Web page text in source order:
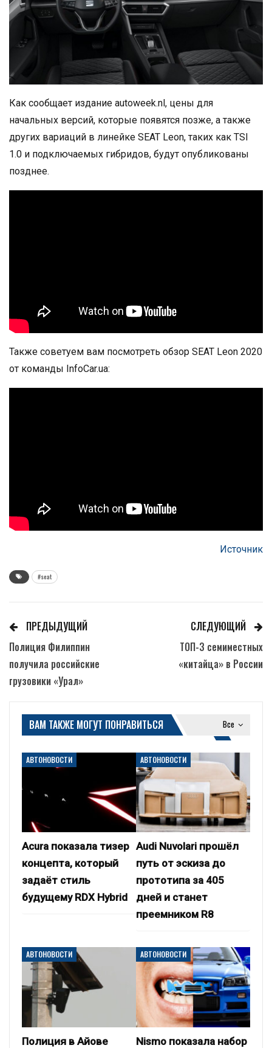
Как сообщает издание autoweek.nl, цены для
начальных версий, которые появятся позже, а также
других вариаций в линейке SEAT Leon, таких как TSI
1.0 и подключаемых гибридов, будут опубликованы
позднее.
Также советуем вам посмотреть обзор SEAT Leon 2020
от команды InfoCar.ua:
Источник
#seat
ПРЕДЫДУЩИЙ
Полиция Филиппин
получила российские
грузовики «Урал»
СЛЕДУЮЩИЙ
ТОП-3 семиместных
«китайца» в России
Все
ВАМ ТАКЖЕ МОГУТ ПОНРАВИТЬСЯ
АВТОНОВОСТИ
Acura показала тизер
концепта, который
задаёт стиль
будущему RDX Hybrid
АВТОНОВОСТИ
Audi Nuvolari прошёл
путь от эскиза до
прототипа за 405
дней и станет
преемником R8
АВТОНОВОСТИ
Полиция в Айове
АВТОНОВОСТИ
Nismo показала набор